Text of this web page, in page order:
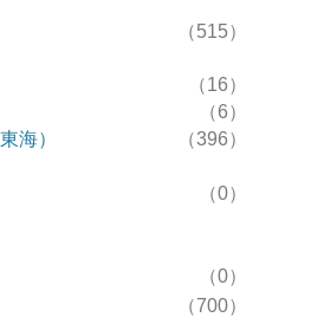
（515）
（16）
（6）
海）
（396）
（0）
（0）
（700）